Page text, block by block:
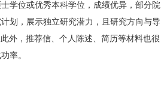
学位或优秀本科学位，成绩优异，部分院
划，展示独立研究潜力，且研究方向与导
外，推荐信、个人陈述、简历等材料也很
率。